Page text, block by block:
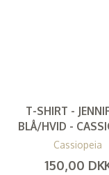
T-SHIRT -
BLÅ/HVID -
Cassiopeia
150,00